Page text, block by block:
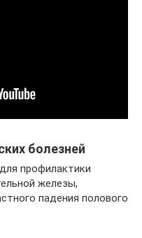
болезней
профилактики
железы,
падения полового